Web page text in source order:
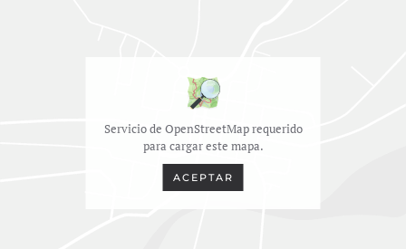
Servicio de OpenStreetMap requerido
para cargar este mapa.
ACEPTAR